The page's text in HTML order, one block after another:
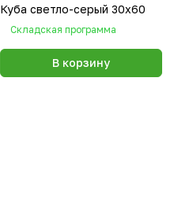
Куба светло-серый 30x60
Складская программа
В корзину